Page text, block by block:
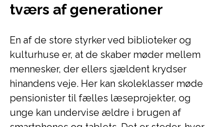
tværs af generationer
En af de store styrker ved biblioteker og
kulturhuse er, at de skaber møder mellem
mennesker, der ellers sjældent krydser
hinandens veje. Her kan skoleklasser møde
pensionister til fælles læseprojekter, og
unge kan undervise ældre i brugen af